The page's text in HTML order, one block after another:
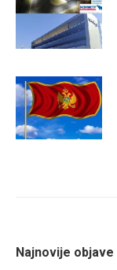
Najnovije objave